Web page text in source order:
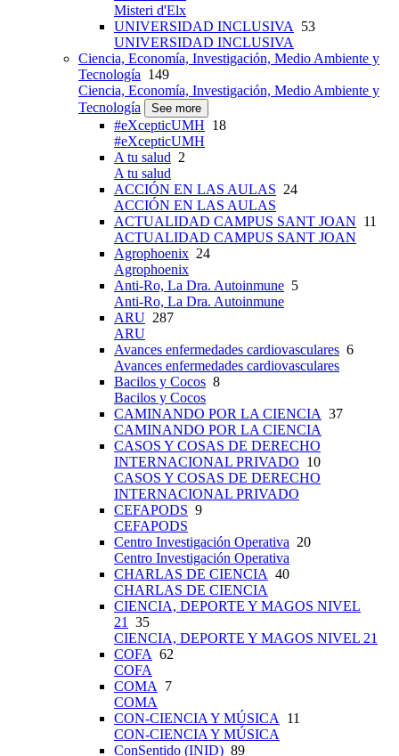
Misteri d'Elx
UNIVERSIDAD INCLUSIVA
53
UNIVERSIDAD INCLUSIVA
Ciencia, Economía, Investigación, Medio Ambiente y
Tecnología 149
Ciencia, Economía, Investigación, Medio Ambiente y
Tecnología
See more
#eXcepticUMH 18
#eXcepticUMH
A tu salud 2
A tu salud
ACCIÓN EN LAS AULAS 24
ACCIÓN EN LAS AULAS
ACTUALIDAD CAMPUS SANT JOAN 11
ACTUALIDAD CAMPUS SANT JOAN
Agrophoenix 24
Agrophoenix
Anti-Ro, La Dra. Autoinmune 5
Anti-Ro, La Dra. Autoinmune
ARU 287
ARU
Avances enfermedades cardiovasculares 6
Avances enfermedades cardiovasculares
Bacilos y Cocos 8
Bacilos y Cocos
CAMINANDO POR LA CIENCIA 37
CAMINANDO POR LA CIENCIA
CASOS Y COSAS DE DERECHO
INTERNACIONAL PRIVADO 10
CASOS Y COSAS DE DERECHO
INTERNACIONAL PRIVADO
CEFAPODS 9
CEFAPODS
Centro Investigación Operativa 20
Centro Investigación Operativa
CHARLAS DE CIENCIA 40
CHARLAS DE CIENCIA
CIENCIA, DEPORTE Y MAGOS NIVEL
21
35
CIENCIA, DEPORTE Y MAGOS NIVEL 21
COFA 62
COFA
COMA
7
COMA
CON-CIENCIA Y MÚSICA
11
CON-CIENCIA Y MÚSICA
ConSentido (INID) 89